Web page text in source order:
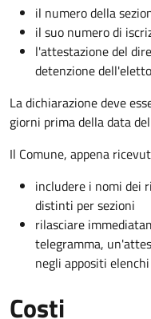
il numero della
il suo numero di
l'attestazione del
detenzione
La dichiarazione deve
giorni prima della data
Il Comune, appena
includere i nomi dei
distinti per sezioni
rilasciare
telegramma,
negli appositi
Costi